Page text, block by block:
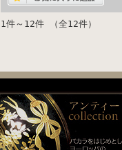
1件～12件 （全12件）